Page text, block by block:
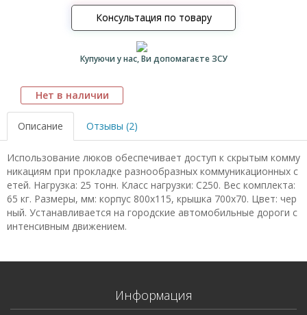
Консультация по товару
Купуючи у нас, Ви допомагаєте ЗСУ
Нет в наличии
Описание Отзывы (2)
Использование люков обеспечивает доступ к скрытым комму
никациям при прокладке разнообразных коммуникационных с
етей. Нагрузка: 25 тонн. Класс нагрузки: C250. Вес комплекта:
65 кг. Размеры, мм: корпус 800х115, крышка 700х70. Цвет: чер
ный. Устанавливается на городские автомобильные дороги с
интенсивным движением.
Информация